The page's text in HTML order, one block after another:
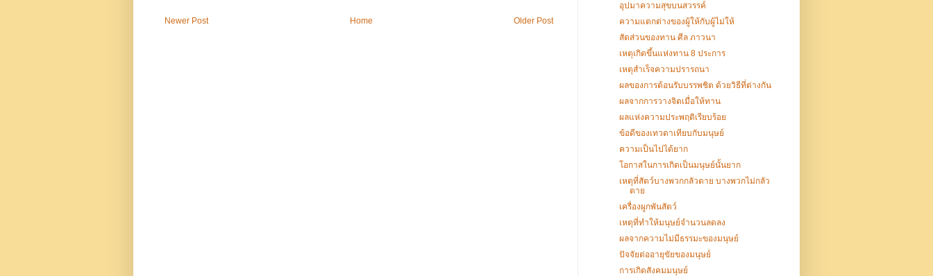
Newer Post Older Post
Home
อุปมาความสุขบนสวรรค์
ความแตกต่างของผู้ให้กับผู้ไม่ให้
สัดส่วนของทาน ศีล ภาวนา
เหตุเกิดขึ้นแห่งทาน 8 ประการ
เหตุสำเร็จความปรารถนา
ผลของการต้อนรับบรรพชิต ด้วยวิธีที่ต่างกัน
ผลจากการวางจิตเมื่อให้ทาน
ผลแห่งความประพฤติเรียบร้อย
ข้อดีของเทวดาเทียบกับมนุษย์
ความเป็นไปได้ยาก
โอกาสในการเกิดเป็นมนุษย์นั้นยาก
เหตุที่สัตว์บางพวกกลัวตาย บางพวกไม่กลัว
ตาย
เครื่องผูกพันสัตว์
เหตุที่ทำให้มนุษย์จำนวนลดลง
ผลจากความไม่มีธรรมะของมนุษย์
ปัจจัยต่ออายุขัยของมนุษย์
การเกิดสังคมมนุษย์